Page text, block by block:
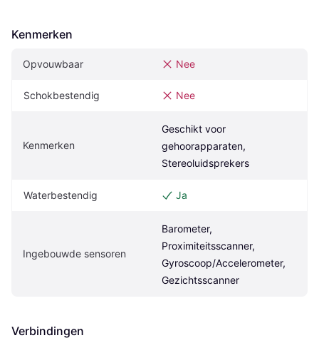
Kenmerken
Opvouwbaar Nee
Schokbestendig Nee
Kenmerken
Geschikt voor
gehoorapparaten,
Stereoluidsprekers
Waterbestendig Ja
Ingebouwde sensoren
Barometer,
Proximiteitsscanner,
Gyroscoop/Accelerometer,
Gezichtsscanner
Verbindingen